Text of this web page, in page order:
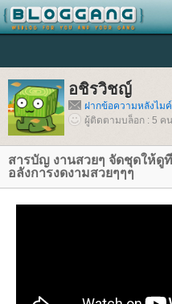
อชิรวิชญ์
ฝากข้อความหลังไมค์
ผู้ติดตามบล็อก : 5 คน
สารบัญ งานสวยๆ จัดชุดให้ดู
อลังการงดงามสวยๆๆๆ